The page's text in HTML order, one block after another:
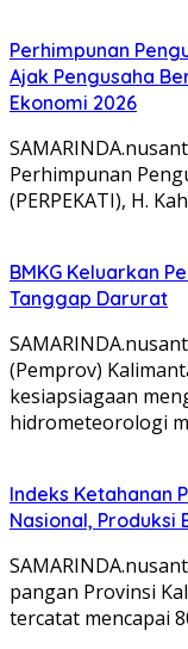
Perhimpunan
Ajak Pengusaha
Ekonomi 2026
Perhimpunan
(PERPEKATI), H.
BMKG Keluarkan
Tanggap Darurat
(Pemprov)
kesiapsiagaan
hidrometeorologi
Indeks Ketahanan
Nasional, Produksi
pangan Provinsi
tercatat mencapai